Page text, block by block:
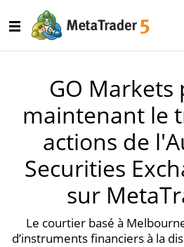
GO Markets
maintenant le
actions de
Securities
sur
Le courtier basé à
d’instruments financiers à la